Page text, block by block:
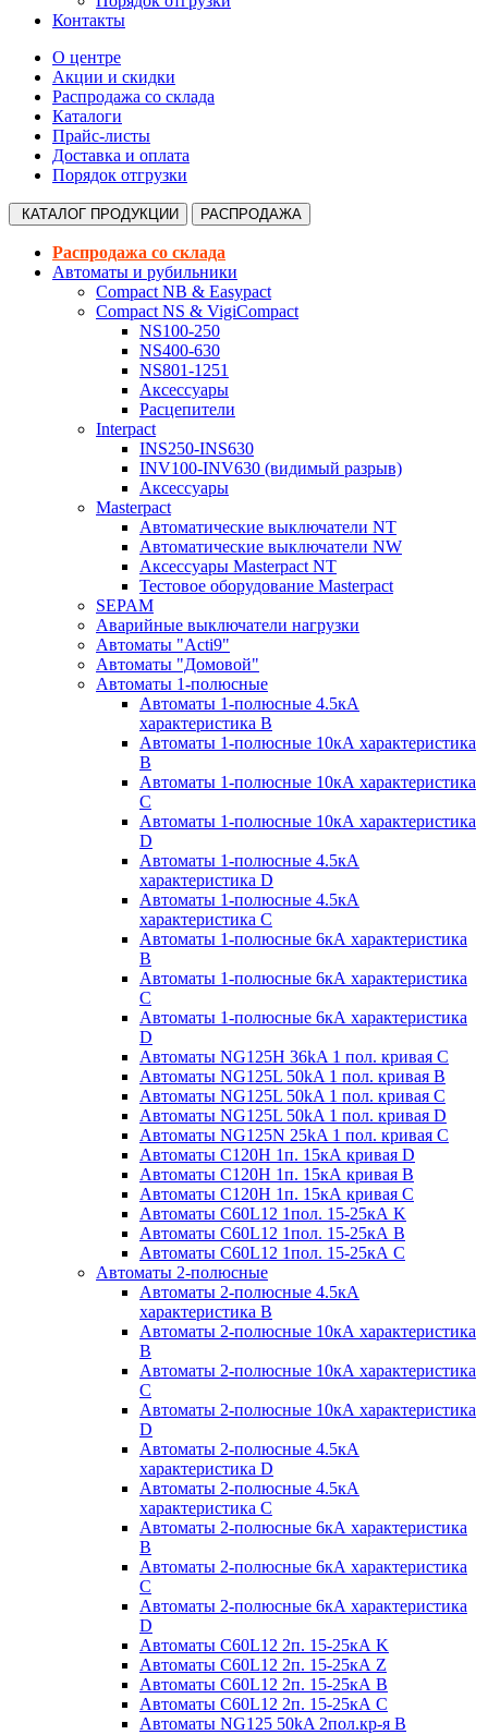
Контакты
О центре
Акции и скидки
Распродажа со склада
Каталоги
Прайс-листы
Доставка и оплата
Порядок отгрузки
КАТАЛОГ ПРОДУКЦИИ РАСПРОДАЖА
Распродажа со склада
Автоматы и рубильники
Compact NB & Easypact
Compact NS & VigiCompact
NS100-250
NS400-630
NS801-1251
Аксессуары
Расцепители
Interpact
INS250-INS630
INV100-INV630 (видимый разрыв)
Аксессуары
Masterpact
Автоматические выключатели NT
Автоматические выключатели NW
Аксессуары Masterpact NT
Тестовое оборудование Masterpact
SEPAM
Аварийные выключатели нагрузки
Автоматы "Acti9"
Автоматы "Домовой"
Автоматы 1-полюсные
Автоматы 1-полюсные 4.5кА
характеристика В
Автоматы 1-полюсные 10кА характеристика
B
Автоматы 1-полюсные 10кА характеристика
C
Автоматы 1-полюсные 10кА характеристика
D
Автоматы 1-полюсные 4.5кА
характеристика D
Автоматы 1-полюсные 4.5кА
характеристика С
Автоматы 1-полюсные 6кА характеристика
B
Автоматы 1-полюсные 6кА характеристика
C
Автоматы 1-полюсные 6кА характеристика
D
Автоматы NG125H 36kA 1 пол. кривая C
Автоматы NG125L 50kA 1 пол. кривая B
Автоматы NG125L 50kA 1 пол. кривая C
Автоматы NG125L 50kA 1 пол. кривая D
Автоматы NG125N 25kA 1 пол. кривая C
Автоматы С120H 1п. 15кА кривая D
Автоматы С120H 1п. 15кА кривая В
Автоматы С120H 1п. 15кА кривая С
Автоматы С60L12 1пол. 15-25кА K
Автоматы С60L12 1пол. 15-25кА В
Автоматы С60L12 1пол. 15-25кА С
Автоматы 2-полюсные
Автоматы 2-полюсные 4.5кА
характеристика В
Автоматы 2-полюсные 10кА характеристика
B
Автоматы 2-полюсные 10кА характеристика
C
Автоматы 2-полюсные 10кА характеристика
D
Автоматы 2-полюсные 4.5кА
характеристика D
Автоматы 2-полюсные 4.5кА
характеристика С
Автоматы 2-полюсные 6кА характеристика
B
Автоматы 2-полюсные 6кА характеристика
C
Автоматы 2-полюсные 6кА характеристика
D
Автоматы C60L12 2п. 15-25кА K
Автоматы C60L12 2п. 15-25кА Z
Автоматы C60L12 2п. 15-25кА B
Автоматы C60L12 2п. 15-25кА C
Автоматы NG125 50kA 2пол.кр-я B